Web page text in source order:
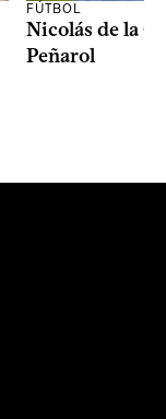
FÚTBOL
Nicolás de la
Peñarol